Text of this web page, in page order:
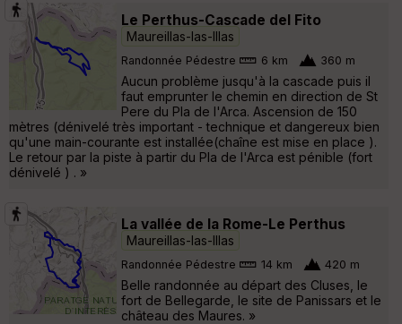
Le Perthus-Cascade del Fito
Maureillas-las-Illas
Randonnée Pédestre 6 km 360 m
Aucun problème jusqu'à la cascade puis il
faut emprunter le chemin en direction de St
Pere du Pla de l'Arca. Ascension de 150
mètres (dénivelé très important - technique et dangereux bien
qu'une main-courante est installée(chaîne est mise en place ).
Le retour par la piste à partir du Pla de l'Arca est pénible (fort
dénivelé ) . »
La vallée de la Rome-Le Perthus
Maureillas-las-Illas
Randonnée Pédestre 14 km 420 m
Belle randonnée au départ des Cluses, le
fort de Bellegarde, le site de Panissars et le
château des Maures. »